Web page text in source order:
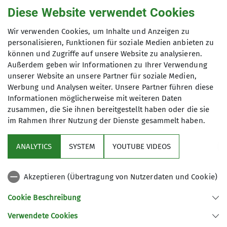
Kontakt aufnehmen
Anfrage senden
Maximale Teilnehmeranzahl
8
Sektion
Kontakt
Diese Website verwendet Cookies
Wir verwenden Cookies, um Inhalte und Anzeigen zu
personalisieren, Funktionen für soziale Medien anbieten zu
können und Zugriffe auf unsere Website zu analysieren.
Außerdem geben wir Informationen zu Ihrer Verwendung
unserer Website an unsere Partner für soziale Medien,
Werbung und Analysen weiter. Unsere Partner führen diese
Informationen möglicherweise mit weiteren Daten
zusammen, die Sie ihnen bereitgestellt haben oder die sie
im Rahmen Ihrer Nutzung der Dienste gesammelt haben.
ANALYTICS SYSTEM YOUTUBE VIDEOS
Akzeptieren (Übertragung von Nutzerdaten und Cookie)
Cookie Beschreibung
Verwendete Cookies